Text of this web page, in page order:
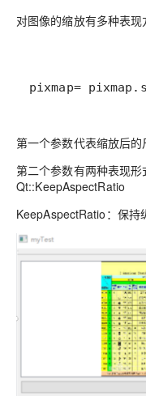
对图像的缩放有多种表现
pixmap=
第一个参数代表缩放后的
第二个参数有两种表现
Qt::KeepAspectRatio
KeepAspectRatio：保持